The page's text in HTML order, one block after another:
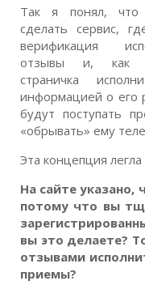
Так я понял, что
сделать сервис,
верификация
отзывы и, как
страничка
информацией о его
будут поступать
«обрывать» ему
Эта концепция
На сайте указано,
потому что вы
вы это делаете?
отзывами
приемы?